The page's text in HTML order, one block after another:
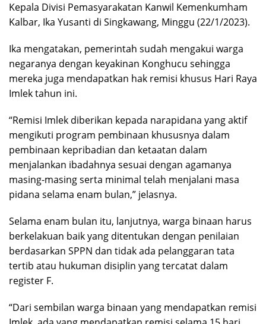
Kepala Divisi Pemasyarakatan Kanwil Kemenkumham
Kalbar, Ika Yusanti di Singkawang, Minggu (22/1/2023).
Ika mengatakan, pemerintah sudah mengakui warga
negaranya dengan keyakinan Konghucu sehingga
mereka juga mendapatkan hak remisi khusus Hari Raya
Imlek tahun ini.
“Remisi Imlek diberikan kepada narapidana yang aktif
mengikuti program pembinaan khususnya dalam
pembinaan kepribadian dan ketaatan dalam
menjalankan ibadahnya sesuai dengan agamanya
masing-masing serta minimal telah menjalani masa
pidana selama enam bulan,” jelasnya.
Selama enam bulan itu, lanjutnya, warga binaan harus
berkelakuan baik yang ditentukan dengan penilaian
berdasarkan SPPN dan tidak ada pelanggaran tata
tertib atau hukuman disiplin yang tercatat dalam
register F.
“Dari sembilan warga binaan yang mendapatkan remisi